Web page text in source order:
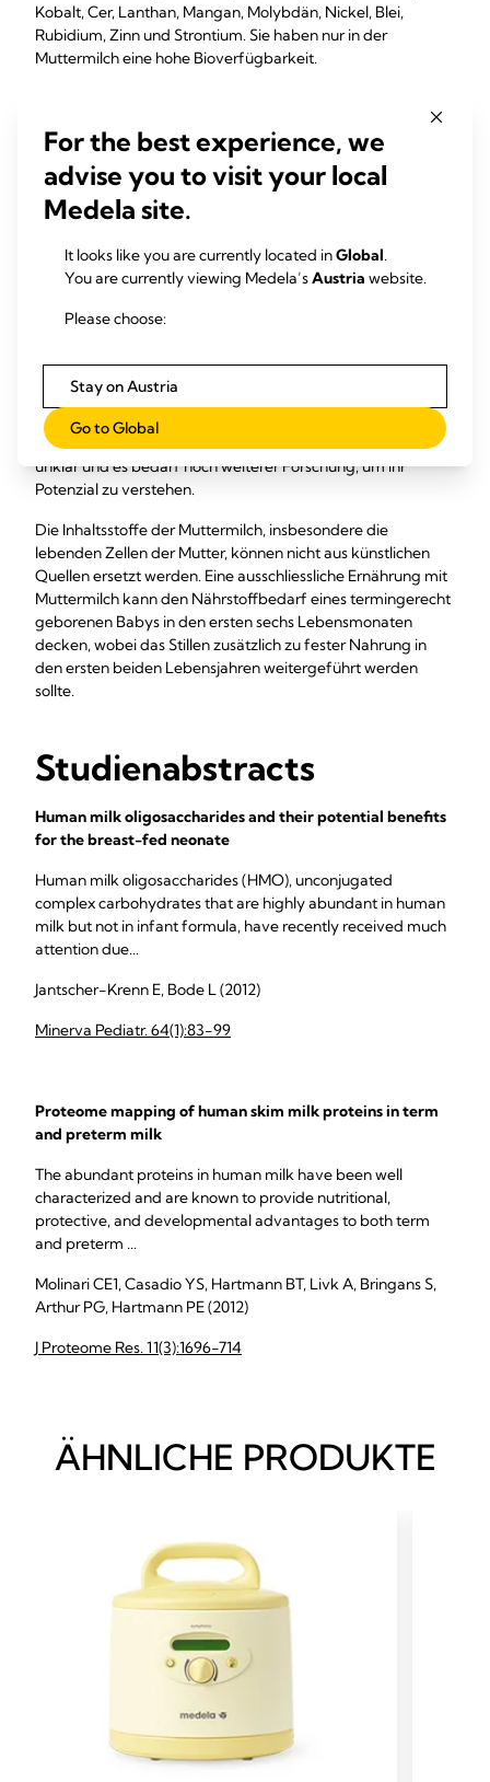
Kobalt, Cer, Lanthan, Mangan, Molybdän, Nickel, Blei,
Rubidium, Zinn und Strontium. Sie haben nur in der
Muttermilch eine hohe Bioverfügbarkeit.
Zellen
Muttermilch enthält lebende mütterliche Zellen, zu denen
Leukozyten aus dem Blut, Zellen des Brustepithels und
und haben ebenfalls eine immunschützende Funktion für
das Baby. Stammzellen wurden ebenfalls in der Muttermilch
Mammadifferenzierungsbedingungen zu
Mikroumgebungen wie Knochenzellen, Hirnzellen,
Leberzellen, Betazellen der Bauchspeicheldrüse und
Herzzellen. Die Funktion der Stammzellen im Baby ist noch
unklar und es bedarf noch weiterer Forschung, um ihr
Potenzial zu verstehen.
Die Inhaltsstoffe der Muttermilch, insbesondere die
lebenden Zellen der Mutter, können nicht aus künstlichen
Quellen ersetzt werden. Eine ausschliessliche Ernährung mit
Muttermilch kann den Nährstoffbedarf eines termingerecht
geborenen Babys in den ersten sechs Lebensmonaten
decken, wobei das Stillen zusätzlich zu fester Nahrung in
den ersten beiden Lebensjahren weitergeführt werden
sollte.
Studienabstracts
Human milk oligosaccharides and their potential benefits
for the breast-fed neonate
Human milk oligosaccharides (HMO), unconjugated
complex carbohydrates that are highly abundant in human
milk but not in infant formula, have recently received much
attention due...
Jantscher-Krenn E, Bode L (2012)
Minerva Pediatr. 64(1):83-99
Proteome mapping of human skim milk proteins in term
and preterm milk
The abundant proteins in human milk have been well
characterized and are known to provide nutritional,
protective, and developmental advantages to both term
and preterm ...
Molinari CE1, Casadio YS, Hartmann BT, Livk A, Bringans S,
Arthur PG, Hartmann PE (2012)
J Proteome Res. 11(3):1696-714
ÄHNLICHE PRODUKTE
For the best experience, we
advise you to visit your local
Medela site.
It looks like you are currently located inGlobal.
You are currently viewing Medela’sAustria website.
Please choose:
Stay on Austria
Go to Global